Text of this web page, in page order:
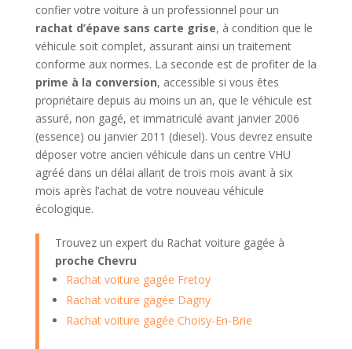
confier votre voiture à un professionnel pour un
rachat d’épave sans carte grise, à condition que le
véhicule soit complet, assurant ainsi un traitement
conforme aux normes. La seconde est de profiter de la
prime à la conversion, accessible si vous êtes
propriétaire depuis au moins un an, que le véhicule est
assuré, non gagé, et immatriculé avant janvier 2006
(essence) ou janvier 2011 (diesel). Vous devrez ensuite
déposer votre ancien véhicule dans un centre VHU
agréé dans un délai allant de trois mois avant à six
mois après l’achat de votre nouveau véhicule
écologique.
Trouvez un expert du Rachat voiture gagée à
proche Chevru
Rachat voiture gagée Fretoy
Rachat voiture gagée Dagny
Rachat voiture gagée Choisy-En-Brie